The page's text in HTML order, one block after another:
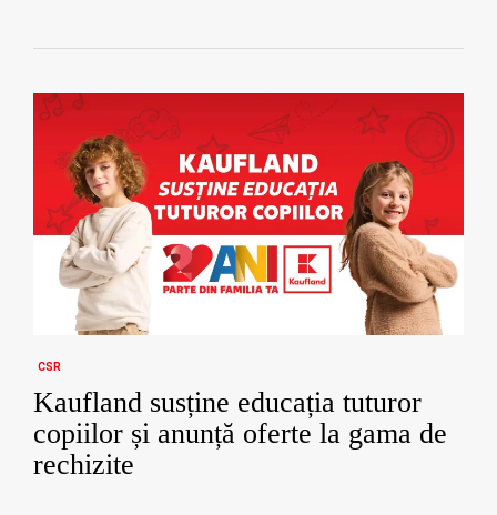
CSR
Kaufland susține educația tuturor
copiilor și anunță oferte la gama de
rechizite